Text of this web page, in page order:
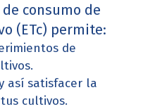
consumo de
(ETc) permite:
de
así satisfacer la
cultivos.